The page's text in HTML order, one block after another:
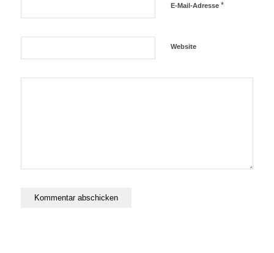
E-Mail-Adresse *
Website